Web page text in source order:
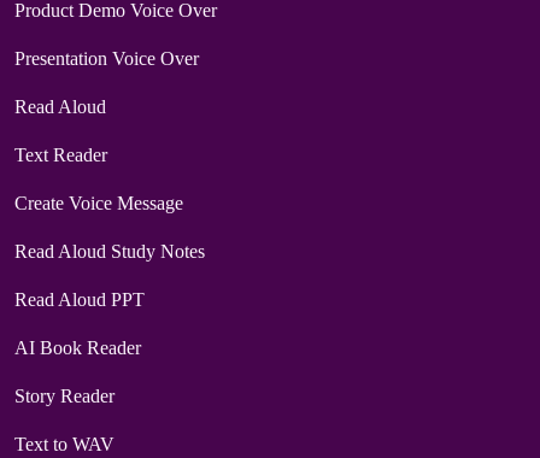
Product Demo Voice Over
Presentation Voice Over
Read Aloud
Text Reader
Create Voice Message
Read Aloud Study Notes
Read Aloud PPT
AI Book Reader
Story Reader
Text to WAV